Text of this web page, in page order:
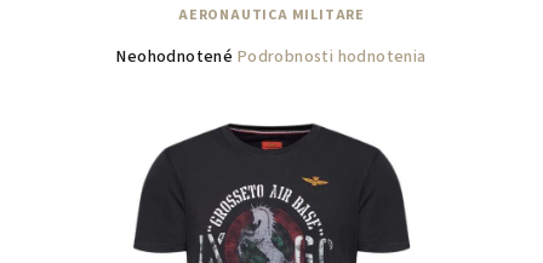
AERONAUTICA MILITARE
Priemerné
hviezdičiek.
Neohodnotené Podrobnosti hodnotenia